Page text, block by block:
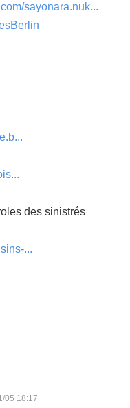
sayonara.nuk...
des sinistrés
...
05 18:17